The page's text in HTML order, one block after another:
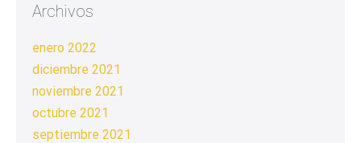
Archivos
enero 2022
diciembre 2021
noviembre 2021
octubre 2021
septiembre 2021